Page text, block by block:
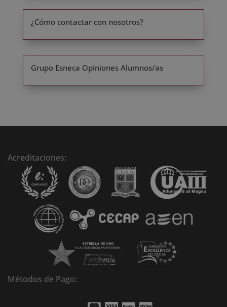
¿Cómo contactar con nosotros?
Grupo Esneca Opiniones Alumnos/as
Acreditaciones:
Métodos de Pago: